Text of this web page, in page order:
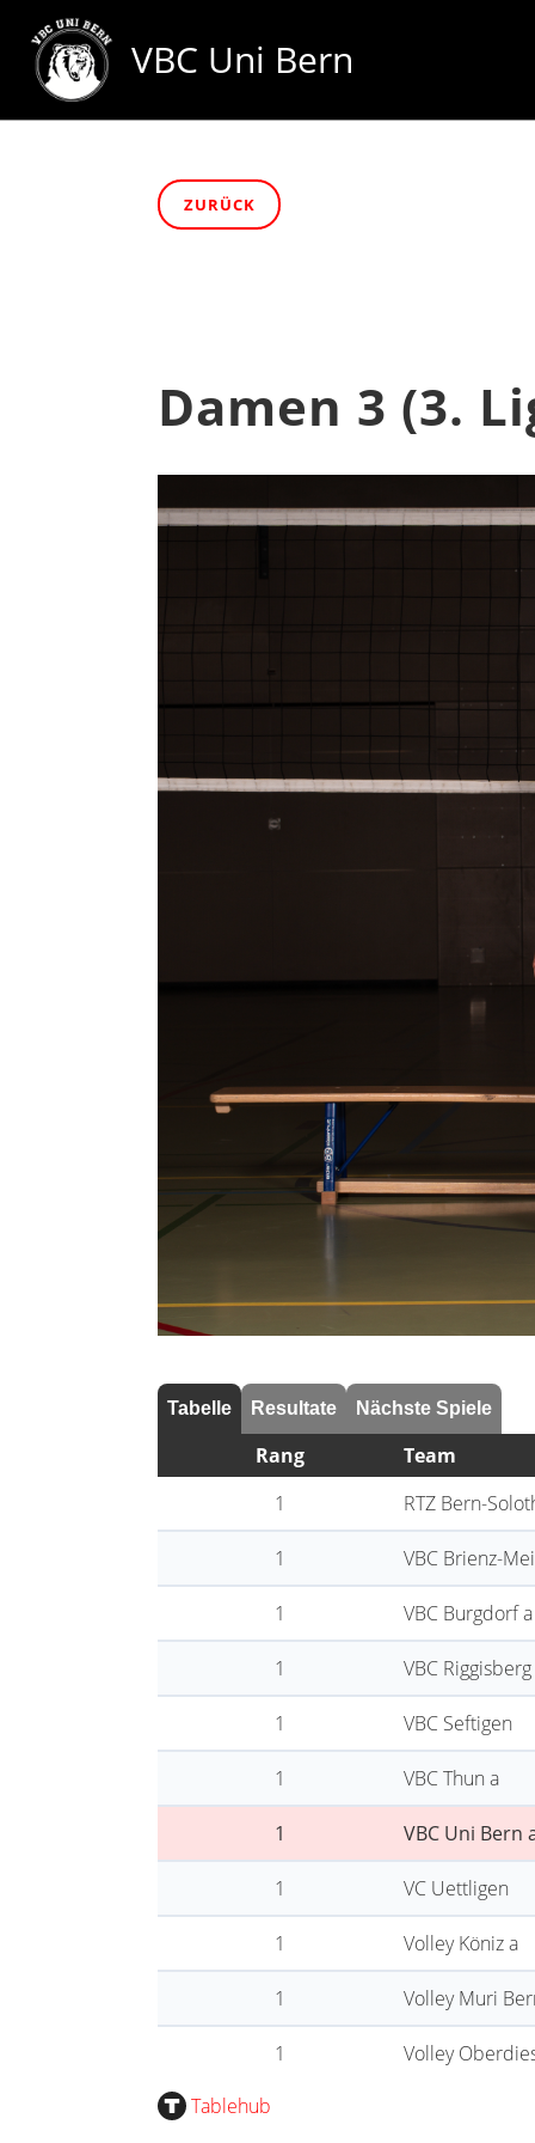
VBC Uni Bern
ZURÜCK
Damen 3 (3.
Tabelle Resultate Nächste Spiele
Rang
Team
1
RTZ Bern-
1 VBC Brienz-
1 VBC Burgdorf a
1 VBC Riggisberg
1 VBC Seftigen
1 VBC Thun a
1 VBC Uni Bern
1 VC Uettligen
1 Volley Köniz a
1 Volley Muri
1
Volley
Tablehub